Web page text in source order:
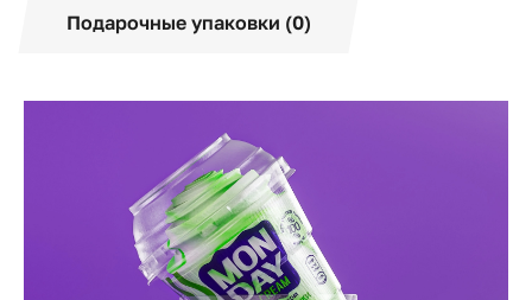
Подарочные упаковки (0)